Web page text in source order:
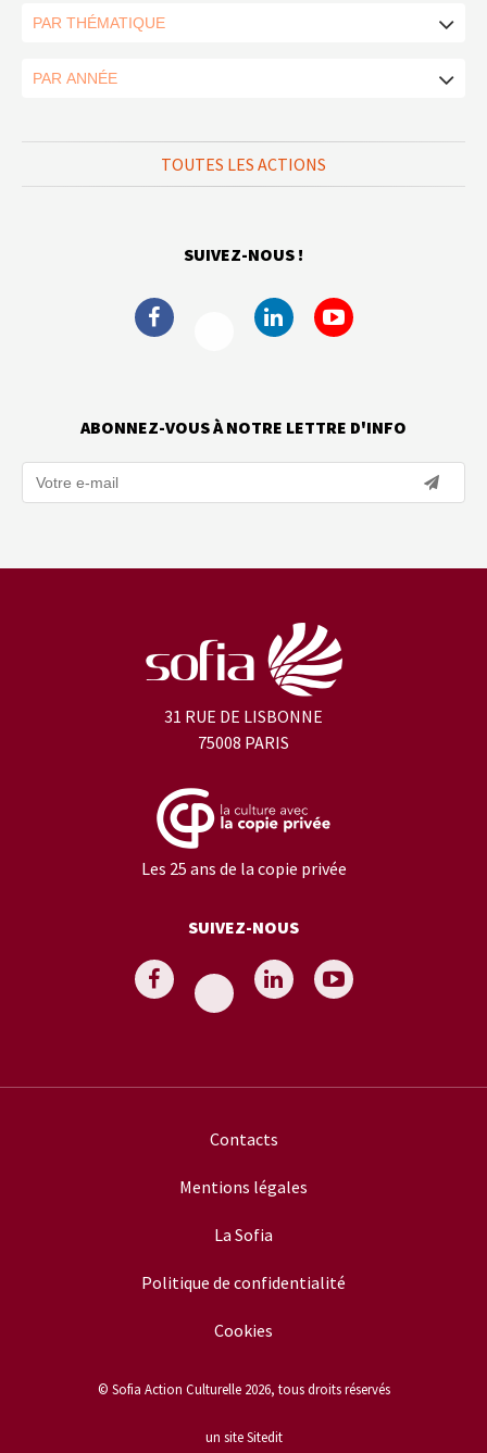
TOUTES LES ACTIONS
SUIVEZ-NOUS !
ABONNEZ-VOUS À NOTRE LETTRE D'INFO
31 RUE DE LISBONNE
75008 PARIS
Les 25 ans de la copie privée
SUIVEZ-NOUS
Contacts
Mentions légales
La Sofia
Politique de confidentialité
Cookies
© Sofia Action Culturelle 2026, tous droits réservés
un site Sitedit